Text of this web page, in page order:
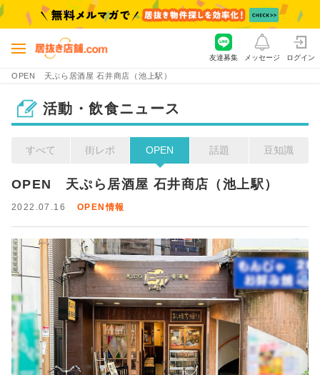
OPEN 天ぷら居酒屋 石井商店（池上駅）
友達募集 メッセージ ログイン
活動・飲食ニュース
すべて 街レポ OPEN 話題 豆知識
OPEN　天ぷら居酒屋 石井商店（池上駅）
2022.07.16 OPEN情報